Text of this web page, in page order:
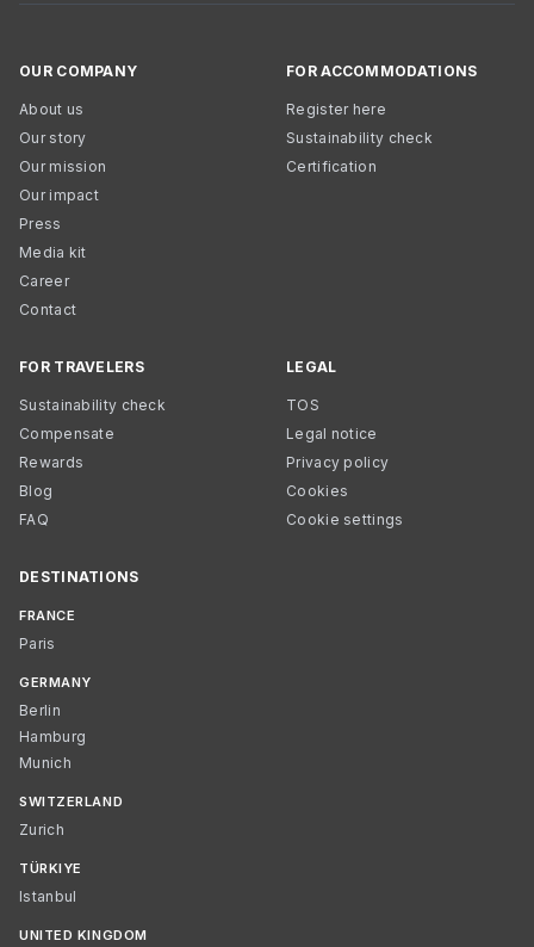
OUR COMPANY
About us
Our story
Our mission
Our impact
Press
Media kit
Career
Contact
FOR ACCOMMODATIONS
Register here
Sustainability check
Certification
FOR TRAVELERS
Sustainability check
Compensate
Rewards
Blog
FAQ
LEGAL
TOS
Legal notice
Privacy policy
Cookies
Cookie settings
DESTINATIONS
FRANCE
Paris
GERMANY
Berlin
Hamburg
Munich
SWITZERLAND
Zurich
TÜRKIYE
Istanbul
UNITED KINGDOM